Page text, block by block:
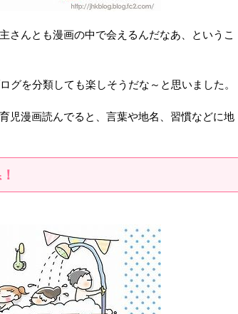
さんとも漫画の中で会えるんだなあ、というこ
グを分類しても楽しそうだな～と思いました。
児漫画読んでると、言葉や地名、習慣などに地